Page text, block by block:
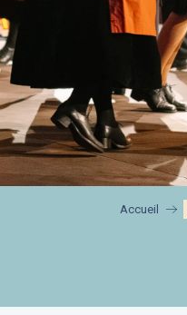
Accueil